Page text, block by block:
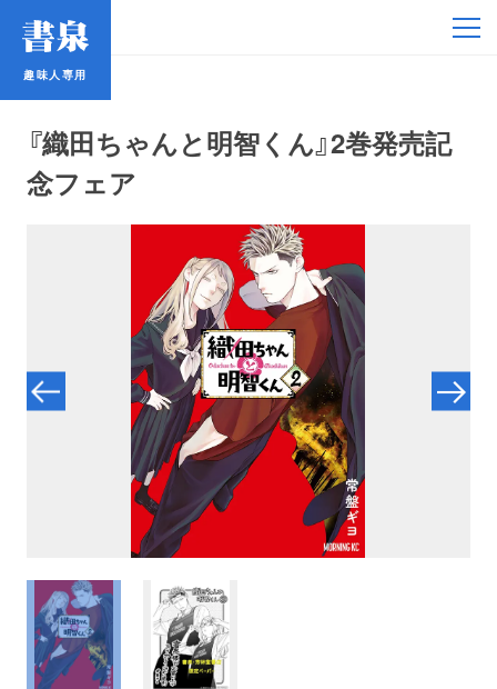
趣味人専用
『織田ちゃんと明智くん』2巻発売記
念フェア
趣味人専用
鉄道・バス
コミック・ラノベ
プロレス
数学
コンピューター